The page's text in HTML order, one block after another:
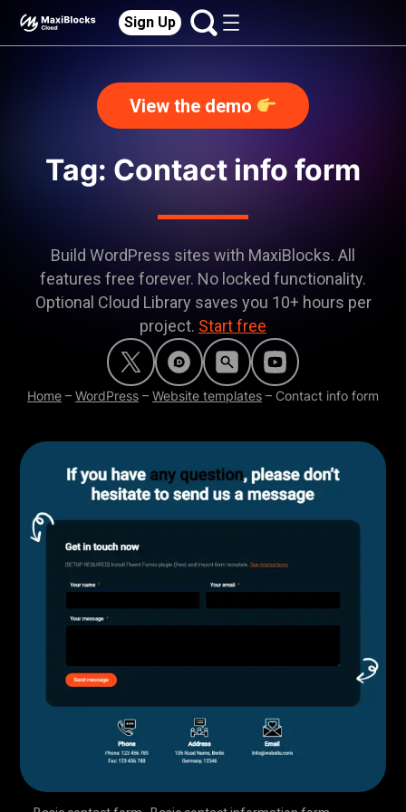
Sign Up
View the demo
Tag: Contact info form
Build WordPress sites with MaxiBlocks. All
features free forever. No locked functionality.
Optional Cloud Library saves you 10+ hours per
project. Start free
Home – WordPress – Website templates – Contact info form